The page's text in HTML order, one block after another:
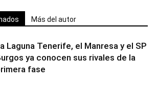
Más del autor
Laguna Tenerife, el Manresa y el SP
ya conocen sus rivales de la
fase